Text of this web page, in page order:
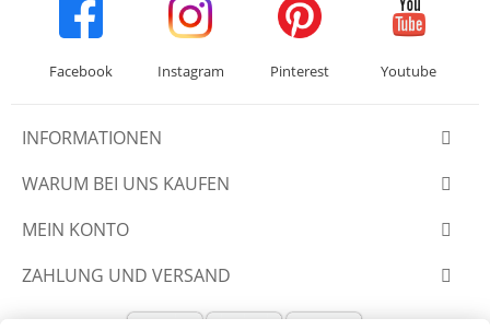
Facebook Instagram Pinterest Youtube
INFORMATIONEN
WARUM BEI UNS KAUFEN
MEIN KONTO
ZAHLUNG UND VERSAND